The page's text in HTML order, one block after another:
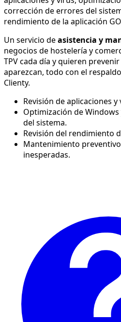
corrección de errores del
rendimiento de la aplicación
Un servicio deasistencia y
negocios de hostelería y
TPV cada día y quieren
aparezcan, todo con el
Clienty.
Revisión de aplicaciones y
Optimización de
del sistema.
Revisión del rendimiento
Mantenimiento
inesperadas.